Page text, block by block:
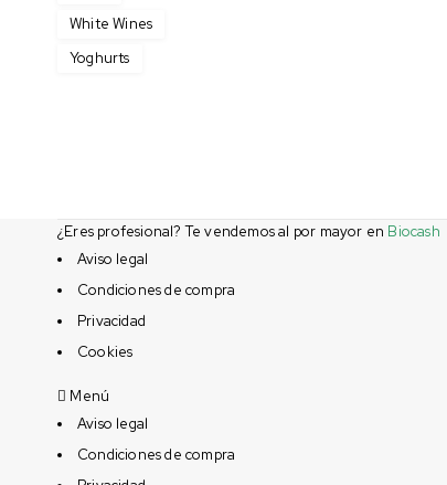
White Wines
Yoghurts
¿Eres profesional? Te vendemos al por mayor en Biocash
Aviso legal
Condiciones de compra
Privacidad
Cookies
Menú
Aviso legal
Condiciones de compra